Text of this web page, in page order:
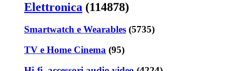
Elettronica (114878)
Smartwatch e Wearables (5735)
TV e Home Cinema (95)